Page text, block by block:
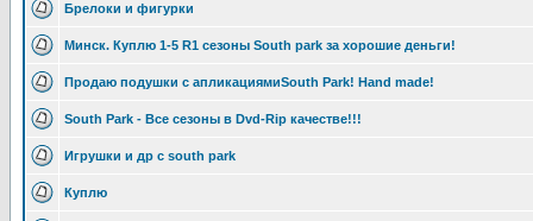
Брелоки и фигурки
Минск. Куплю 1-5 R1 сезоны South park за хорошие деньги!
Продаю подушки с апликациямиSouth Park! Hand made!
South Park - Все сезоны в Dvd-Rip качестве!!!
Игрушки и др с south park
Куплю